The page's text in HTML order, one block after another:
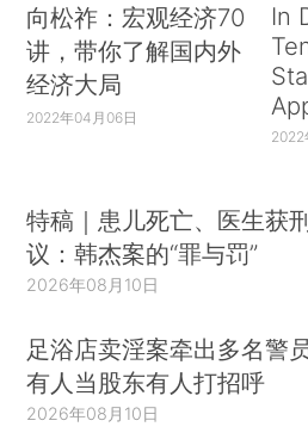
向松祚：宏观经济70
讲，带你了解国内外
经济大局
2022年04月06日
In
2022
特稿｜患儿死亡、医生获
议：韩杰案的“罪与罚”
2026年08月10日
足浴店卖淫案牵出多名警
有人当股东有人打招呼
2026年08月10日